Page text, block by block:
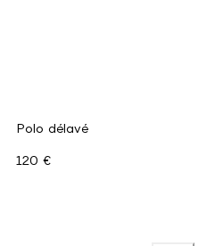
Polo délavé
120 €